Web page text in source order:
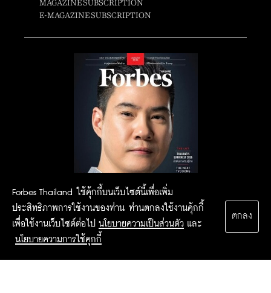
Forbes Thailand ใช้คุ้กกี้บนเว็บไซต์นี้เพื่อเพิ่ม
ประสิทธิภาพการใช้งานของท่าน ท่านตกลงใช้งานคุ้กกี้
เพื่อใช้งานเว็บไซต์ต่อไป นโยบายความเป็นส่วนตัว และ
นโยบายความการใช้คุกกี้
ตกลง
MAGAZINE SUBSCRIPTION
E-MAGAZINE SUBSCRIPTION
2015 Forbesthailand.com ALL RIGHTS RESERVED